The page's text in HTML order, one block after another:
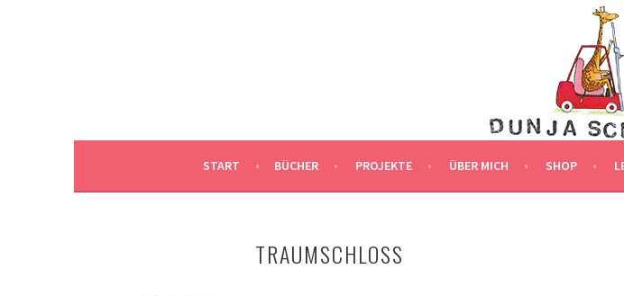
DUNJAS SCHNABEL ILLUSTRATION
START BÜCHER PROJEKTE ÜBER MICH SHOP
TRAUMSCHLOSS